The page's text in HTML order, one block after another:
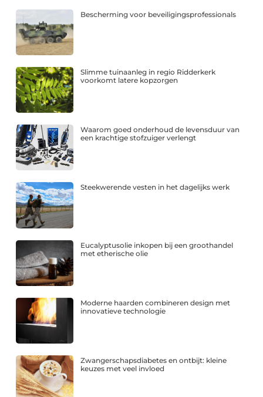
Bescherming voor beveiligingsprofessionals
Slimme tuinaanleg in regio Ridderkerk
voorkomt latere kopzorgen
Waarom goed onderhoud de levensduur van
een krachtige stofzuiger verlengt
Steekwerende vesten in het dagelijks werk
Eucalyptusolie inkopen bij een groothandel
met etherische olie
Moderne haarden combineren design met
innovatieve technologie
Zwangerschapsdiabetes en ontbijt: kleine
keuzes met veel invloed